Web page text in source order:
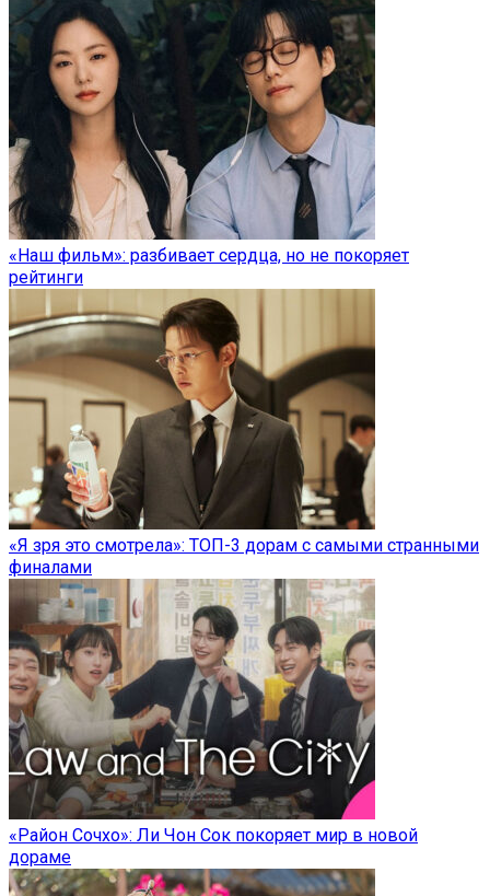
«Наш фильм»: разбивает сердца, но не покоряет
рейтинги
«Я зря это смотрела»: ТОП-3 дорам с самыми странными
финалами
«Район Сочхо»: Ли Чон Сок покоряет мир в новой
дораме